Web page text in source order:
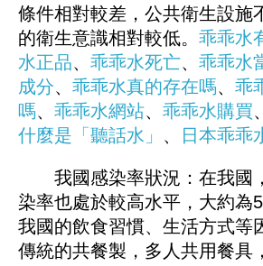
條件相對較差，公共衛生設施
的衛生意識相對較低。 乖乖水
水正品、 乖乖水死亡、 乖乖水
成分、 乖乖水真的存在嗎、 乖
嗎、 乖乖水網站、 乖乖水購買、
什麼是「聽話水」 、 日本乖乖
我國感染率狀況：在我國
染率也處於較高水平，大約為
我國的飲食習慣、生活方式等
傳統的共餐製，多人共用餐具